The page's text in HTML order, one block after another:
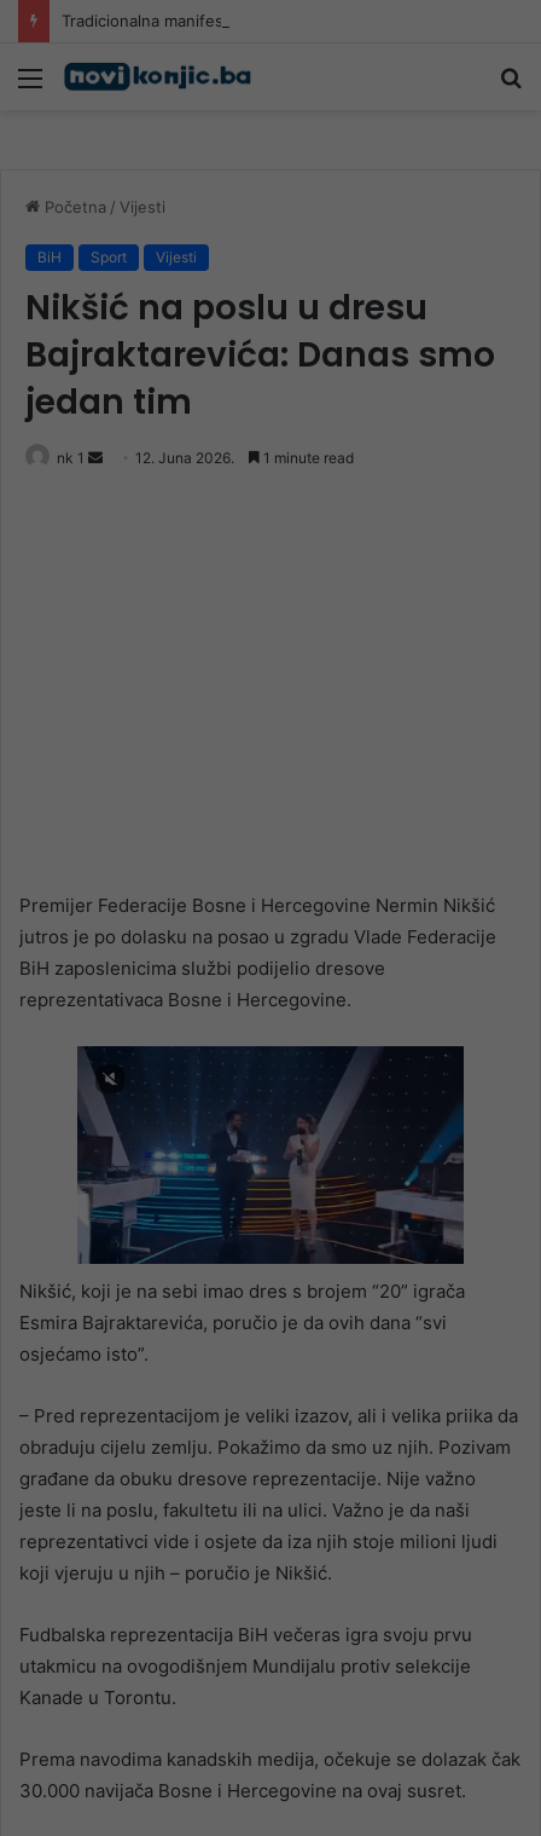
Tradicionalna manifestacija „Dubravsko ljeto 2026“
Meni
Početna / Vijesti
BiH Sport Vijesti
Nikšić na poslu u dresu
Bajraktarevića: Danas smo
jedan tim
nk 1
Send 12. Juna 2026. 1 minute read
Premijer Federacije Bosne i Hercegovine Nermin Nikšić
jutros je po dolasku na posao u zgradu Vlade Federacije
BiH zaposlenicima službi podijelio dresove
reprezentativaca Bosne i Hercegovine.
Nikšić, koji je na sebi imao dres s brojem “20” igrača
Esmira Bajraktarevića, poručio je da ovih dana “svi
osjećamo isto”.
– Pred reprezentacijom je veliki izazov, ali i velika priika da
obraduju cijelu zemlju. Pokažimo da smo uz njih. Pozivam
građane da obuku dresove reprezentacije. Nije važno
jeste li na poslu, fakultetu ili na ulici. Važno je da naši
reprezentativci vide i osjete da iza njih stoje milioni ljudi
koji vjeruju u njih – poručio je Nikšić.
Fudbalska reprezentacija BiH večeras igra svoju prvu
utakmicu na ovogodišnjem Mundijalu protiv selekcije
Kanade u Torontu.
Prema navodima kanadskih medija, očekuje se dolazak čak
30.000 navijača Bosne i Hercegovine na ovaj susret.